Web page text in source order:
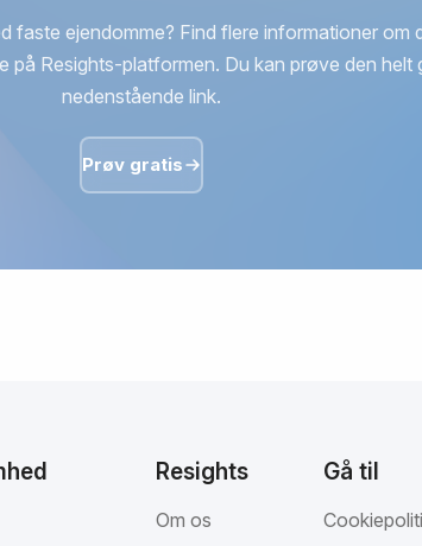
faste ejendomme? Find flere informationer om
på Resights-platformen. Du kan prøve den helt
nedenstående link.
Prøv gratis
Resights
Om os
Gå til